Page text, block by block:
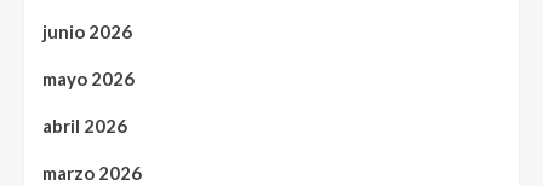
junio 2026
mayo 2026
abril 2026
marzo 2026